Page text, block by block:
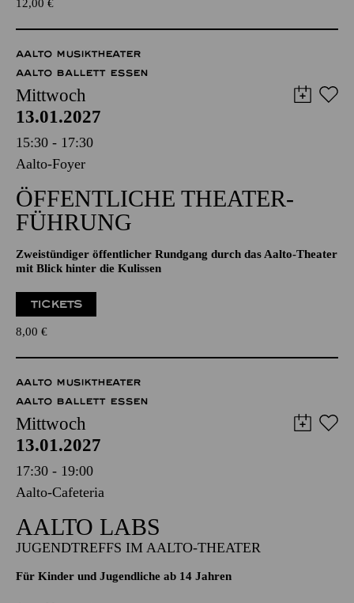
12,00€
AALTO MUSIKTHEATER
AALTO BALLETT ESSEN
Mittwoch
13.01.2027
15:30 - 17:30
Aalto-Foyer
ÖFFENTLICHE THEATER­
FÜHRUNG
Zweistündiger öffentlicher Rundgang durch das Aalto-Theater
mit Blick hinter die Kulissen
8,00 €
AALTO MUSIKTHEATER
AALTO BALLETT ESSEN
Mittwoch
13.01.2027
17:30 - 19:00
Aalto-Cafeteria
AALTO LABS